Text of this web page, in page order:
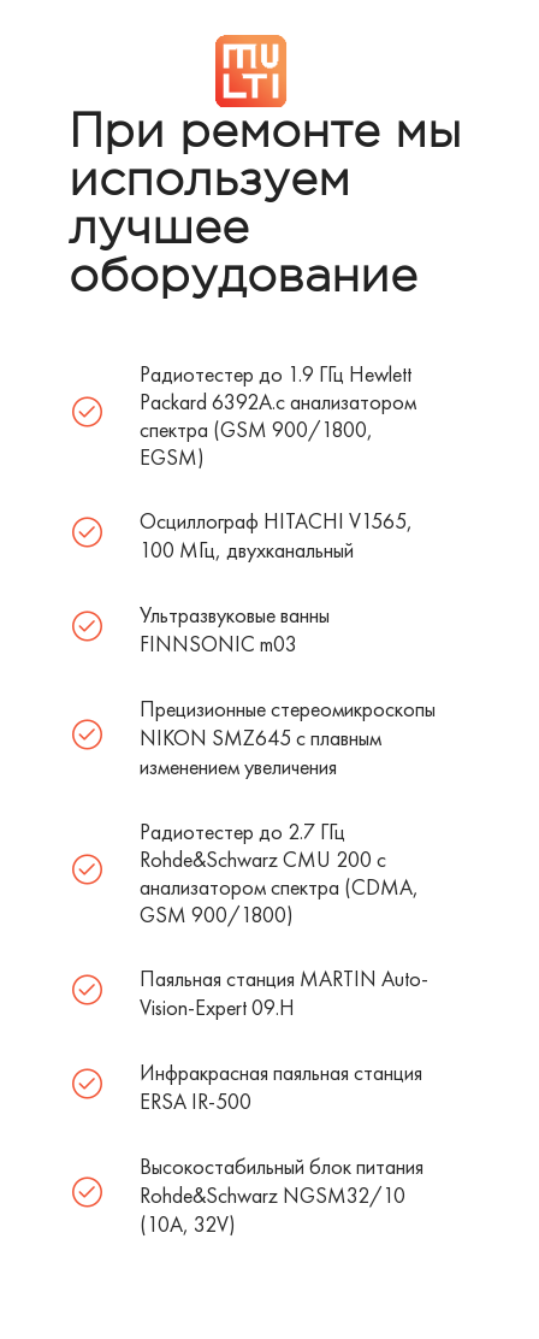
При ремонте мы
используем
лучшее
оборудование
Радиотестер до 1.9 ГГц Hewlett
Packard 6392A.с анализатором
спектра (GSM 900/1800,
EGSM)
Осциллограф HITACHI V1565,
100 МГц, двухканальный
Ультразвуковые ванны
FINNSONIC m03
Прецизионные стереомикроскопы
NIKON SMZ645 c плавным
изменением увеличения
Радиотестер до 2.7 ГГц
Rohde&Schwarz CMU 200 с
анализатором спектра (CDMA,
GSM 900/1800)
Паяльная станция MARTIN Auto-
Vision-Expert 09.H
Инфракрасная паяльная станция
ERSA IR-500
Высокостабильный блок питания
Rohde&Schwarz NGSM32/10
(10А, 32V)